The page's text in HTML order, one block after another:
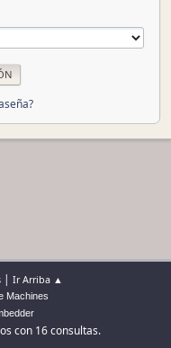
| Ir Arriba ▲
Machines
con 16 consultas.